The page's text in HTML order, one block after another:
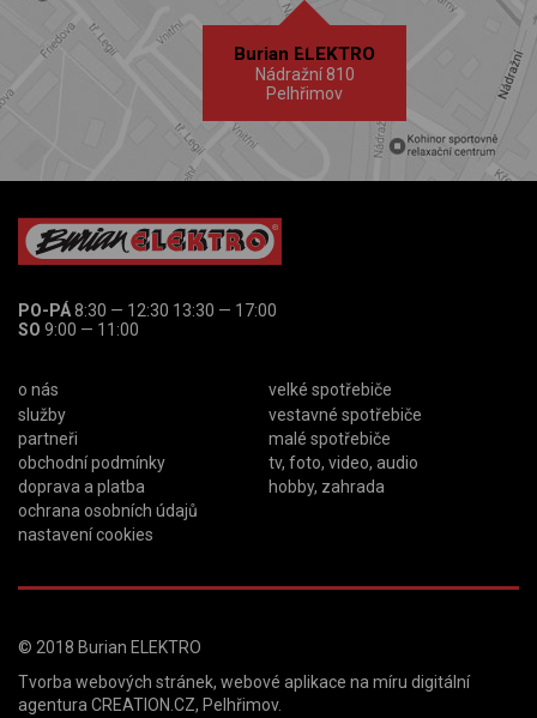
Burian ELEKTRO
Nádražní 810
Pelhřimov
PO-PÁ8:30 — 12:30 13:30 — 17:00
SO 9:00 — 11:00
o nás
služby
partneři
obchodní podmínky
doprava a platba
ochrana osobních údajů
nastavení cookies
velké spotřebiče
vestavné spotřebiče
malé spotřebiče
tv, foto, video, audio
hobby, zahrada
© 2018 Burian ELEKTRO
Tvorba webových stránek, webové aplikace na míru digitální
agenturaCREATION.CZ, Pelhřimov.